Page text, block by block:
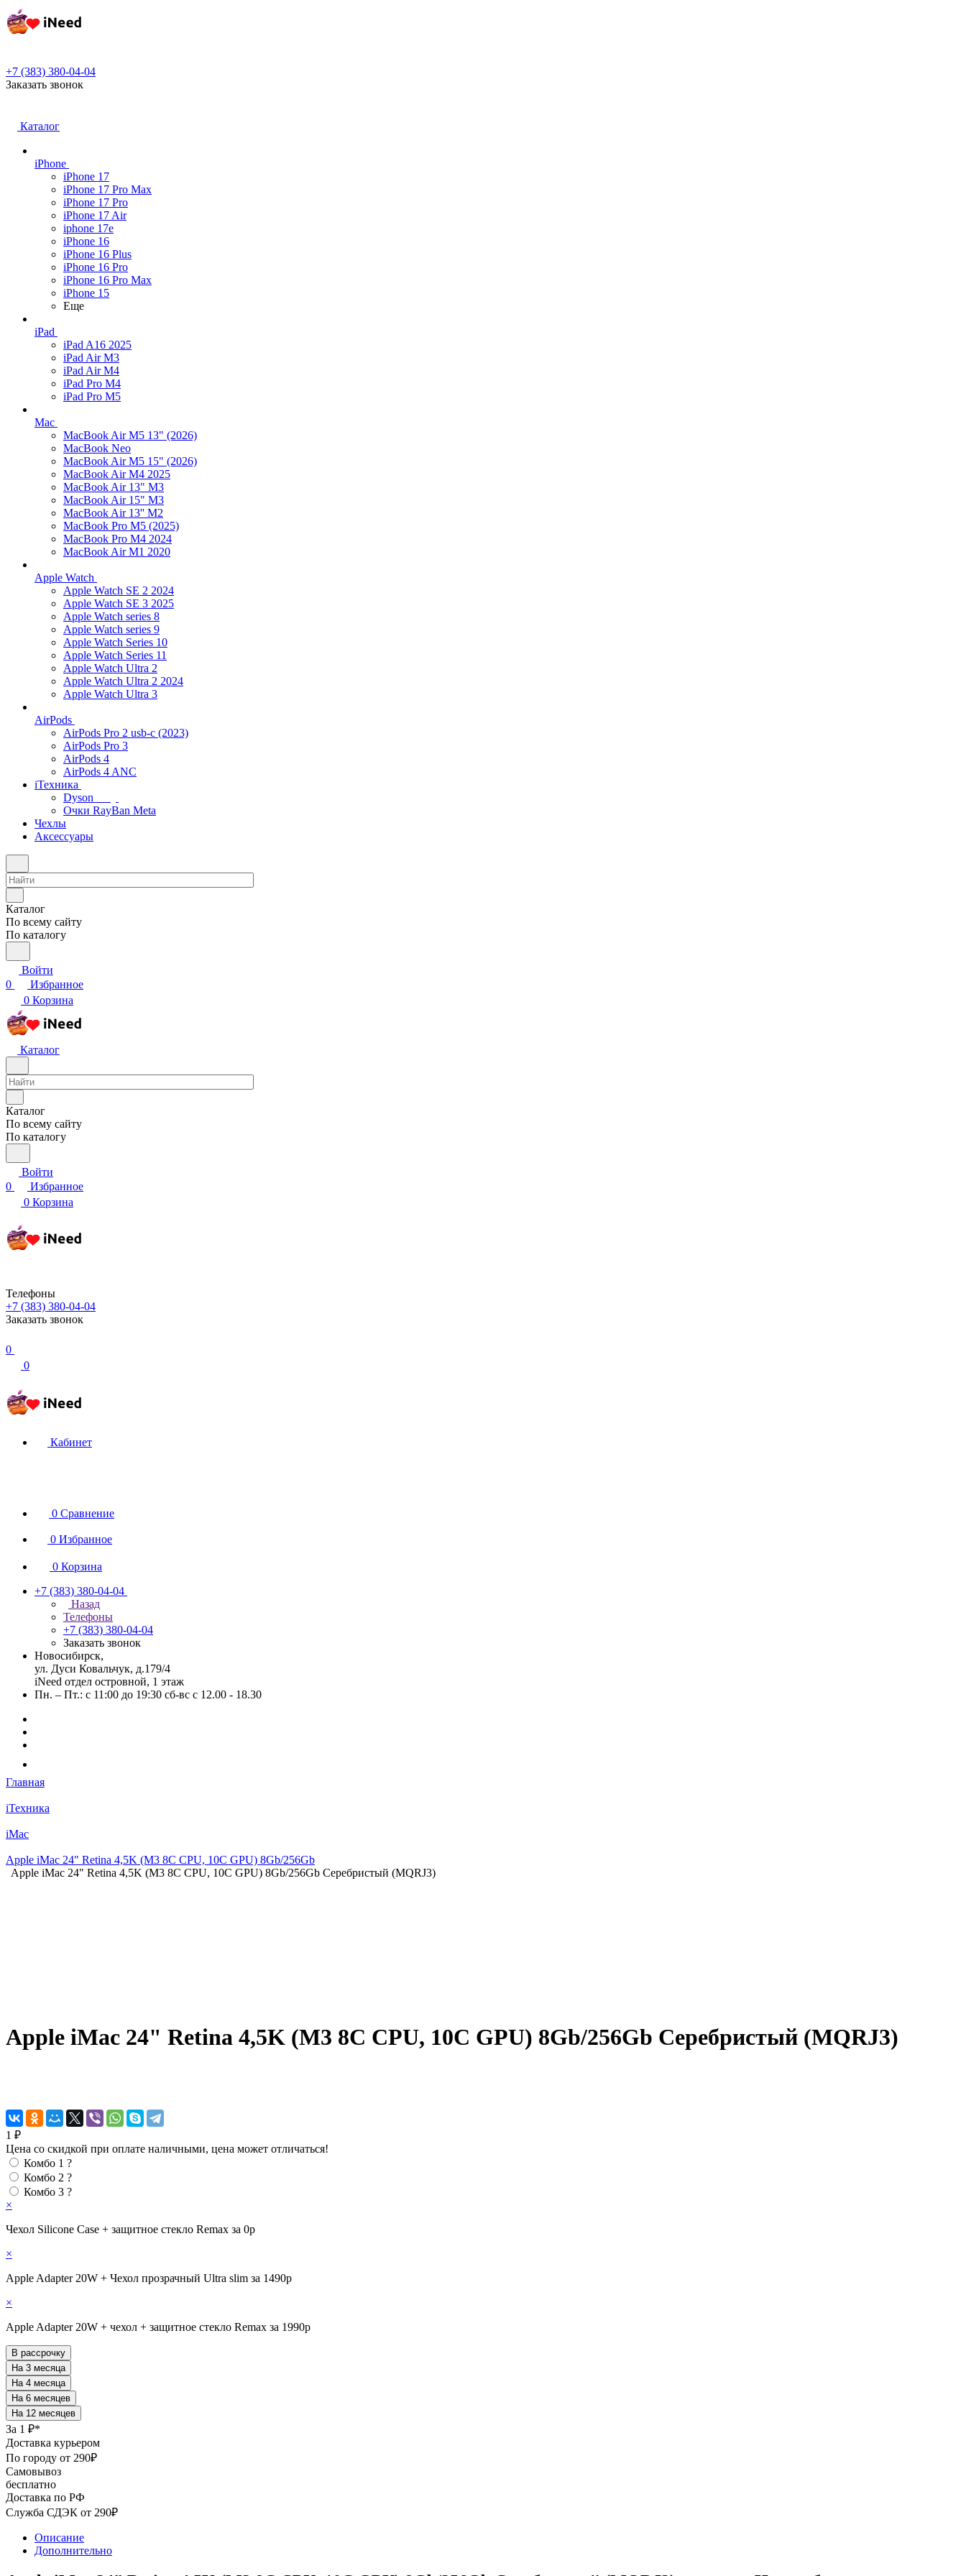
+7 (383) 380-04-04
Заказать звонок
Каталог
iPhone
iPhone 17
iPhone 17 Pro Max
iPhone 17 Pro
iPhone 17 Air
iphone 17e
iPhone 16
iPhone 16 Plus
iPhone 16 Pro
iPhone 16 Pro Max
iPhone 15
Еще
iPad
iPad A16 2025
iPad Air M3
iPad Air M4
iPad Pro M4
iPad Pro M5
Mac
MacBook Air M5 13" (2026)
MacBook Neo
MacBook Air M5 15" (2026)
MacBook Air M4 2025
MacBook Air 13" M3
MacBook Air 15" M3
MacBook Air 13'' M2
MacBook Pro M5 (2025)
MacBook Pro M4 2024
MacBook Air M1 2020
Apple Watch
Apple Watch SE 2 2024
Apple Watch SE 3 2025
Apple Watch series 8
Apple Watch series 9
Apple Watch Series 10
Apple Watch Series 11
Apple Watch Ultra 2
Apple Watch Ultra 2 2024
Apple Watch Ultra 3
AirPods
AirPods Pro 2 usb-c (2023)
AirPods Pro 3
AirPods 4
AirPods 4 ANC
iТехника
Dyson
Очки RayBan Meta
Чехлы
Аксессуары
Каталог
По всему сайту
По каталогу
Войти
0
Избранное
0 Корзина
Каталог
Каталог
По всему сайту
По каталогу
Войти
0
Избранное
0 Корзина
Телефоны
+7 (383) 380-04-04
Заказать звонок
0
0
Кабинет
0 Сравнение
0 Избранное
0 Корзина
+7 (383) 380-04-04
Назад
Телефоны
+7 (383) 380-04-04
Заказать звонок
Новосибирск,
ул. Дуси Ковальчук, д.179/4
iNeed отдел островной, 1 этаж
Пн. – Пт.: с 11:00 до 19:30 сб-вс с 12.00 - 18.30
Главная
iТехника
iMac
Apple iMac 24" Retina 4,5K (M3 8C CPU, 10C GPU) 8Gb/256Gb
Apple iMac 24" Retina 4,5K (M3 8C CPU, 10C GPU) 8Gb/256Gb Серебристый (MQRJ3)
Apple iMac 24" Retina 4,5K (M3 8C CPU, 10C GPU) 8Gb/256Gb Серебристый (MQRJ3)
1 ₽
Цена со скидкой при оплате наличными, цена может отличаться!
Комбо 1 ?
Комбо 2 ?
Комбо 3 ?
×
Чехол Silicone Case + защитное стекло Remax за 0р
×
Apple Adapter 20W + Чехол прозрачный Ultra slim за 1490р
×
Apple Adapter 20W + чехол + защитное стекло Remax за 1990р
В рассрочку
За 1 ₽*
Доставка курьером
По городу от 290₽
Самовывоз
бесплатно
Доставка по РФ
Служба СДЭК от 290₽
Описание
Дополнительно